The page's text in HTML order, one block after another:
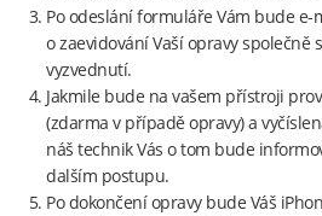
Po odeslání formuláře Vám bude
o zaevidování Vaší opravy společně
vyzvednutí.
Jakmile bude na vašem přístroji
(zdarma v případě opravy) a
náš technik Vás o tom bude
dalším postupu.
Po dokončení opravy bude Váš